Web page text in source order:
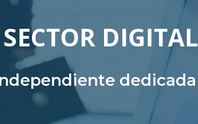
dedicada
DIGITAL